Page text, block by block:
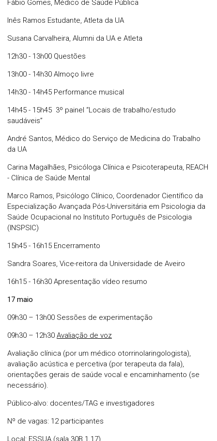
Fábio Gomes, Médico de Saúde Pública
Inês Ramos Estudante, Atleta da UA
Susana Carvalheira, Alumni da UA e Atleta
12h30 - 13h00 Questões
13h00 - 14h30 Almoço livre
14h30 - 14h45 Performance musical
14h45 - 15h45 3º painel “Locais de trabalho/estudo
saudáveis”
André Santos, Médico do Serviço de Medicina do Trabalho
da UA
Carina Magalhães, Psicóloga Clínica e Psicoterapeuta, REACH
- Clínica de Saúde Mental
Marco Ramos, Psicólogo Clínico, Coordenador Científico da
Especialização Avançada Pós-Universitária em Psicologia da
Saúde Ocupacional no Instituto Português de Psicologia
(INSPSIC)
15h45 - 16h15 Encerramento
Sandra Soares, Vice-reitora da Universidade de Aveiro
16h15 - 16h30 Apresentação vídeo resumo
17 maio
09h30 – 13h00 Sessões de experimentação
09h30 – 12h30 Avaliação de voz
Avaliação clínica (por um médico otorrinolaringologista),
avaliação acústica e percetiva (por terapeuta da fala),
orientações gerais de saúde vocal e encaminhamento (se
necessário).
Público-alvo: docentes/TAG e investigadores
Nº de vagas: 12 participantes
Local: ESSUA (sala 30B.1.17)